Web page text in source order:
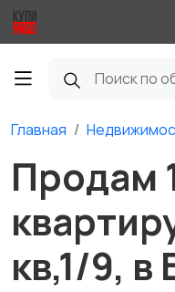
Главная
Продам
кв,1/9, в